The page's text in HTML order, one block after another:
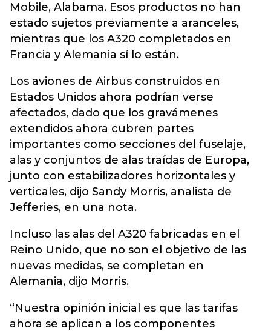
Mobile, Alabama. Esos productos no han
estado sujetos previamente a aranceles,
mientras que los A320 completados en
Francia y Alemania sí lo están.
Los aviones de Airbus construidos en
Estados Unidos ahora podrían verse
afectados, dado que los gravámenes
extendidos ahora cubren partes
importantes como secciones del fuselaje,
alas y conjuntos de alas traídas de Europa,
junto con estabilizadores horizontales y
verticales, dijo Sandy Morris, analista de
Jefferies, en una nota.
Incluso las alas del A320 fabricadas en el
Reino Unido, que no son el objetivo de las
nuevas medidas, se completan en
Alemania, dijo Morris.
“Nuestra opinión inicial es que las tarifas
ahora se aplican a los componentes